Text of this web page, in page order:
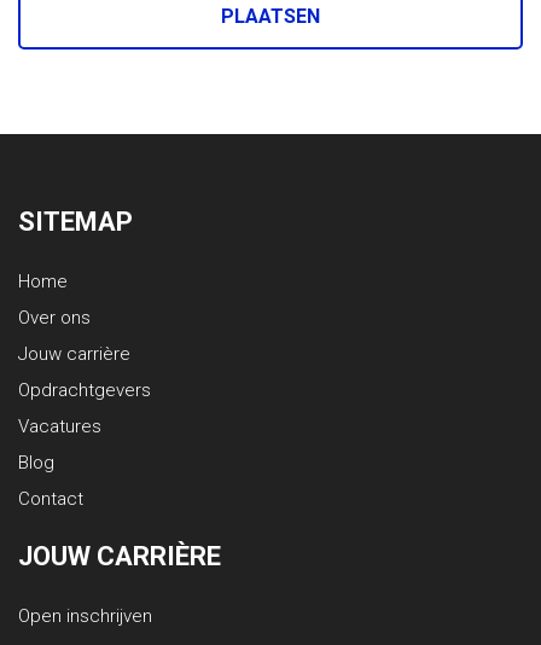
SITEMAP
Home
Over ons
Jouw carrière
Opdrachtgevers
Vacatures
Blog
Contact
JOUW CARRIÈRE
Open inschrijven